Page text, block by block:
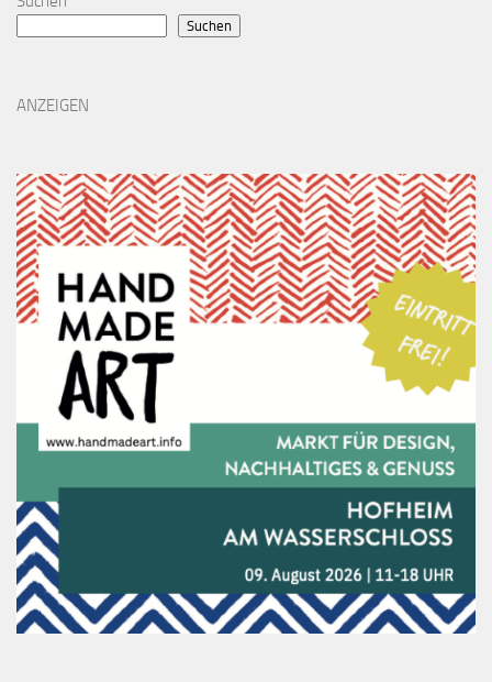
Suchen
ANZEIGEN